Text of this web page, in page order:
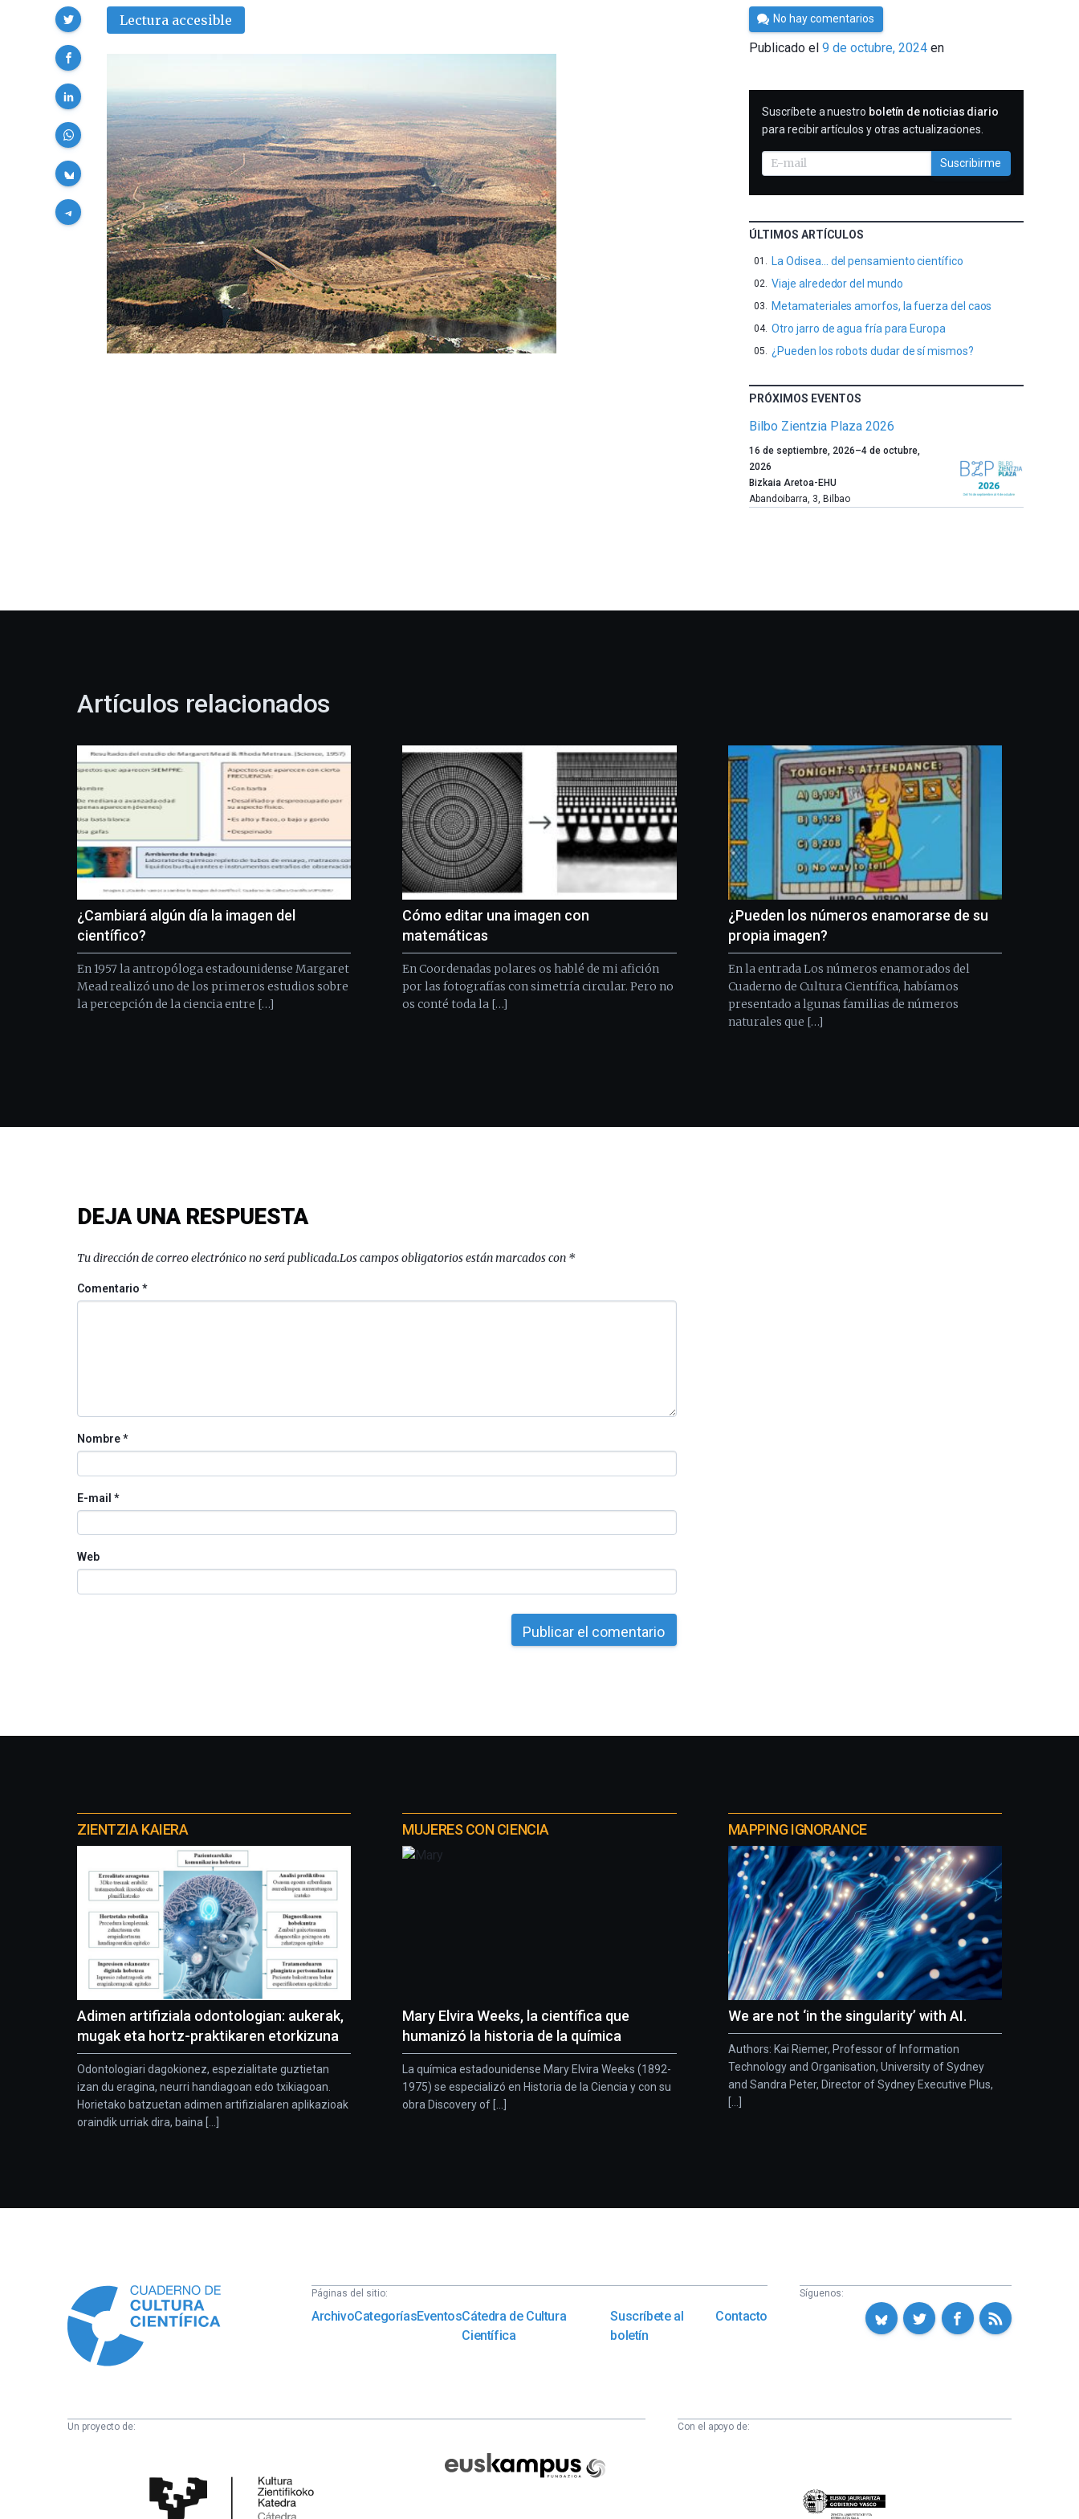
Lectura accesible
Compartir
Por
César
Tomé
No hay comentarios
Publicado el9 de octubre, 2024 en
SUSCRIBIRME
Suscríbete a nuestro boletín de noticias diario
para recibir artículos y otras actualizaciones.
Suscribirme
ÚLTIMOS ARTÍCULOS
La Odisea… del pensamiento científico
Viaje alrededor del mundo
Metamateriales amorfos, la fuerza del caos
Otro jarro de agua fría para Europa
¿Pueden los robots dudar de sí mismos?
PRÓXIMOS EVENTOS
Bilbo Zientzia Plaza 2026
Un
año
más,
Bilbao
la
Plaza
festival
ciudad
de
monólogos,
exposiciones,
conferencias,
y
espectáculos
del
de
16 de septiembre, 2026–4 de octubre,
2026
Bizkaia Aretoa-EHU
Abandoibarra, 3, Bilbao
Artículos relacionados
¿Cambiará algún día la imagen del
científico?
En 1957 la antropóloga estadounidense Margaret
Mead realizó uno de los primeros estudios sobre
la percepción de la ciencia entre […]
Cómo editar una imagen con
matemáticas
En Coordenadas polares os hablé de mi afición
por las fotografías con simetría circular. Pero no
os conté toda la […]
¿Pueden los números enamorarse de su
propia imagen?
En la entrada Los números enamorados del
Cuaderno de Cultura Científica, habíamos
presentado a lgunas familias de números
naturales que […]
DEJA UNA RESPUESTA
Tu dirección de correo electrónico no será publicada.Los campos obligatorios están marcados con *
Comentario*
Nombre*
E-mail *
Web
proyectos
ZIENTZIA KAIERA
Adimen artifiziala odontologian: aukerak,
mugak eta hortz-praktikaren etorkizuna
Odontologiari dagokionez, espezialitate guztietan
izan du eragina, neurri handiagoan edo txikiagoan.
Horietako batzuetan adimen artifizialaren aplikazioak
oraindik urriak dira, baina [...]
MUJERES CON CIENCIA
Mary Elvira Weeks, la científica que
humanizó la historia de la química
La química estadounidense Mary Elvira Weeks (1892-
1975) se especializó en Historia de la Ciencia y con su
obra Discovery of [...]
MAPPING IGNORANCE
We are not ‘in the singularity’ with AI.
Authors: Kai Riemer, Professor of Information
Technology and Organisation, University of Sydney
and Sandra Peter, Director of Sydney Executive Plus,
[...]
Páginas del sitio:
ArchivoCategoríasEventosCátedra de Cultura
Científica
Suscríbete al
boletín
Contacto
Síguenos:
Un proyecto de:
Científica
Fundazioa
Con el apoyo de:
Eusko